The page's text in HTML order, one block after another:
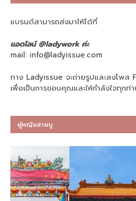
แบรนด์สามารถส่งมาให้ได้ที่
แอดไลน์ @ladywork ค่ะ
mail: info@ladyissue.com
ทาง Ladyissue จะถ่ายรูปและลงโพส
เพื่อเป็นการขอบคุณและให้กำลังใจทุกท่
ผู้หญิงสายมู